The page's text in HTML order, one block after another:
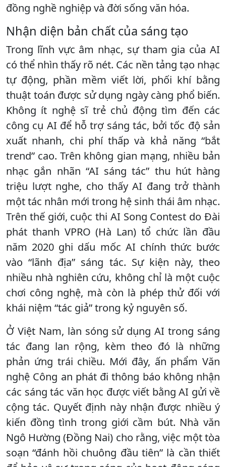
đồng nghề nghiệp và đời sống văn hóa.
Nhận diện bản chất của sáng tạo
Trong lĩnh vực âm nhạc, sự tham gia của AI
có thể nhìn thấy rõ nét. Các nền tảng tạo nhạc
tự động, phần mềm viết lời, phối khí bằng
thuật toán được sử dụng ngày càng phổ biến.
Không ít nghệ sĩ trẻ chủ động tìm đến các
công cụ AI để hỗ trợ sáng tác, bởi tốc độ sản
xuất nhanh, chi phí thấp và khả năng “bắt
trend” cao. Trên không gian mạng, nhiều bản
nhạc gắn nhãn “AI sáng tác” thu hút hàng
triệu lượt nghe, cho thấy AI đang trở thành
một tác nhân mới trong hệ sinh thái âm nhạc.
Trên thế giới, cuộc thi AI Song Contest do Đài
phát thanh VPRO (Hà Lan) tổ chức lần đầu
năm 2020 ghi dấu mốc AI chính thức bước
vào “lãnh địa” sáng tác. Sự kiện này, theo
nhiều nhà nghiên cứu, không chỉ là một cuộc
chơi công nghệ, mà còn là phép thử đối với
khái niệm “tác giả” trong kỷ nguyên số.
Ở Việt Nam, làn sóng sử dụng AI trong sáng
tác đang lan rộng, kèm theo đó là những
phản ứng trái chiều. Mới đây, ấn phẩm Văn
nghệ Công an phát đi thông báo không nhận
các sáng tác văn học được viết bằng AI gửi về
cộng tác. Quyết định này nhận được nhiều ý
kiến đồng tình trong giới cầm bút. Nhà văn
Ngô Hường (Đồng Nai) cho rằng, việc một tòa
soạn “đánh hồi chuông đầu tiên” là cần thiết